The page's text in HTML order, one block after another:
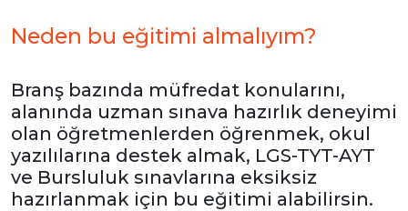
Neden bu eğitimi almalıyım?
Branş bazında müfredat konularını,
alanında uzman sınava hazırlık deneyimi
olan öğretmenlerden öğrenmek, okul
yazılılarına destek almak, LGS-TYT-AYT
ve Bursluluk sınavlarına eksiksiz
hazırlanmak için bu eğitimi alabilirsin.